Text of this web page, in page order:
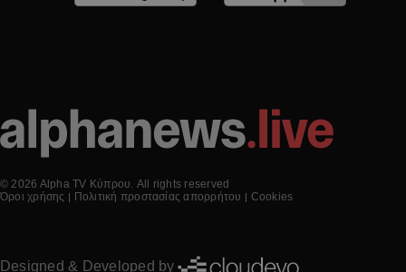
© 2026 Alpha TV Κύπρου. All rights reserved
Όροι χρήσης
Πολιτική προστασίας απορρήτου Cookies
Designed & Developed by